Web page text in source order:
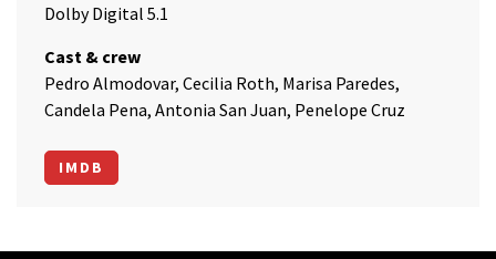
Dolby Digital 5.1
Cast & crew
Pedro Almodovar, Cecilia Roth, Marisa Paredes,
Candela Pena, Antonia San Juan, Penelope Cruz
IMDB